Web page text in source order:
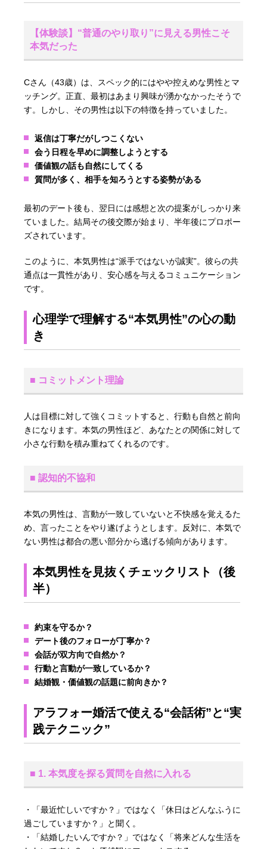
【体験談】“普通のやり取り”に見える男性こそ
本気だった
Cさん（43歳）は、スペック的にはやや控えめな男性とマ
ッチング。正直、最初はあまり興味が湧かなかったそうで
す。しかし、その男性は以下の特徴を持っていました。
返信は丁寧だがしつこくない
会う日程を早めに調整しようとする
価値観の話も自然にしてくる
質問が多く、相手を知ろうとする姿勢がある
最初のデート後も、翌日には感想と次の提案がしっかり来
ていました。結局その後交際が始まり、半年後にプロポー
ズされています。
このように、本気男性は“派手ではないが誠実”。彼らの共
通点は一貫性があり、安心感を与えるコミュニケーション
です。
心理学で理解する“本気男性”の心の動
き
■ コミットメント理論
人は目標に対して強くコミットすると、行動も自然と前向
きになります。本気の男性ほど、あなたとの関係に対して
小さな行動を積み重ねてくれるのです。
■ 認知的不協和
本気の男性は、言動が一致していないと不快感を覚えるた
め、言ったことをやり遂げようとします。反対に、本気で
ない男性は都合の悪い部分から逃げる傾向があります。
本気男性を見抜くチェックリスト（後
半）
約束を守るか？
デート後のフォローが丁寧か？
会話が双方向で自然か？
行動と言動が一致しているか？
結婚観・価値観の話題に前向きか？
アラフォー婚活で使える“会話術”と“実
践テクニック”
■ 1. 本気度を探る質問を自然に入れる
・「最近忙しいですか？」ではなく「休日はどんなふうに
過ごしていますか？」と聞く。
・「結婚したいんですか？」ではなく「将来どんな生活を